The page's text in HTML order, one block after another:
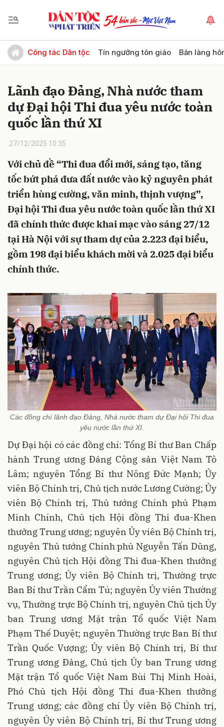
Công tác Dân tộc Tín ngưỡng tôn giáo Bản làng
Lãnh đạo Đảng, Nhà nước tham
dự Đại hội Thi đua yêu nước toàn
quốc lần thứ XI
27/12/2025 10:35
Với chủ đề “Thi đua đổi mới, sáng tạo, tăng
tốc bứt phá đưa đất nước vào kỷ nguyên phát
triển hùng cường, văn minh, thịnh vượng”,
Đại hội Thi đua yêu nước toàn quốc lần thứ XI
đã chính thức được khai mạc vào sáng 27/12
tại Hà Nội với sự tham dự của 2.223 đại biểu,
gồm 198 đại biểu khách mời và 2.025 đại biểu
chính thức.
Các đồng chí lãnh đạo Đảng, Nhà nước tham dự Đại hội Thi đua
yêu nước lần thứ XI.
Dự Đại hội có các đồng chí: Tổng Bí thư Ban Chấp
hành Trung ương Đảng Cộng sản Việt Nam Tô
Lâm; nguyên Tổng Bí thư Nông Đức Mạnh; Ủy
viên Bộ Chính trị, Chủ tịch nước Lương Cường; Ủy
viên Bộ Chính trị, Thủ tướng Chính phủ Phạm
Minh Chính, Chủ tịch Hội đồng Thi đua-Khen
thưởng Trung ương; nguyên Ủy viên Bộ Chính trị,
nguyên Thủ tướng Chính phủ Nguyễn Tấn Dũng,
nguyên Chủ tịch Hội đồng Thi đua-Khen thưởng
Trung ương; Ủy viên Bộ Chính trị, Thường trực
Ban Bí thư Trần Cẩm Tú; nguyên Ủy viên Thường
vụ, Thường trực Bộ Chính trị, nguyên Chủ tịch Ủy
ban Trung ương Mặt trận Tổ quốc Việt Nam
Phạm Thế Duyệt; nguyên Thường trực Ban Bí thư
Trần Quốc Vượng; Ủy viên Bộ Chính trị, Bí thư
Trung ương Đảng, Chủ tịch Ủy ban Trung ương
Mặt trận Tổ quốc Việt Nam Bùi Thị Minh Hoài,
Phó Chủ tịch Hội đồng Thi đua-Khen thưởng
Trung ương; các đồng chí Ủy viên Bộ Chính trị,
nguyên Ủy viên Bộ Chính trị, Bí thư Trung ương
Gửi bình luận